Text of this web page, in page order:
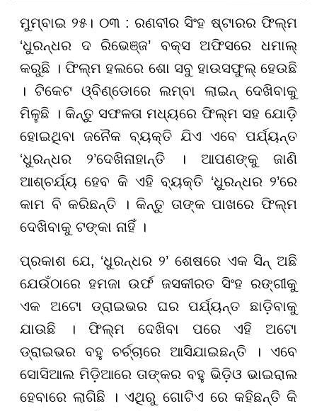
ମୁମ୍ବାଇ ୨୫। ୦୩ : ରଣବୀର ସିଂହ ଷ୍ଟାରର ଫିଲ୍ମ
‘ଧୁରନ୍ଧର ଦ ରିଭେଞ୍ଜ’ ବକ୍ସ ଅଫିସରେ ଧମାଲ୍
କରୁଛି । ଫିଲ୍ମ ହଲରେ ଶୋ ସବୁ ହାଉସଫୁଲ୍ ହେଉଛି
। ଟିକେଟ ଓ୍ବିଣ୍ଡୋରେ ଲମ୍ବା ଲାଇନ୍ ଦେଖିବାକୁ
ମିଳୁଛି । କିନ୍ତୁ ସଫଳତା ମଧ୍ୟରେ ଫିଲ୍ମ ସହ ଯୋଡ଼ି
ହୋଇଥିବା ଜନୈକ ବ୍ୟକ୍ତି ଯିଏ ଏବେ ପର୍ଯ୍ୟନ୍ତ
‘ଧୁରନ୍ଧର ୨’ଦେଖିନାହାନ୍ତି । ଆପଣଙ୍କୁ ଜାଣି
ଆଶ୍ଚର୍ଯ୍ୟ ହେବ କି ଏହି ବ୍ୟକ୍ତି ‘ଧୁରନ୍ଧର ୨’ରେ
କାମ ବି କରିଛନ୍ତି । କିନ୍ତୁ ତାଙ୍କ ପାଖରେ ଫିଲ୍ମ
ଦେଖିବାକୁ ଟଙ୍କା ନାହିଁ ।
ପ୍ରକାଶ ଯେ, ‘ଧୁରନ୍ଧର ୨’ ଶେଷରେ ଏକ ସିନ୍ ଅଛି
ଯେଉଁଠାରେ ହମଜା ଉର୍ଫ ଜସକୀରତ ସିଂହ ରଙ୍ଗୀକୁ
ଏକ ଅଟୋ ଡ୍ରାଇଭର ଘର ପର୍ଯ୍ୟନ୍ତ ଛାଡ଼ିବାକୁ
ଯାଉଛି । ଫିଲ୍ମ ଦେଖିବା ପରେ ଏହି ଅଟୋ
ଡ୍ରାଇଭର ବହୁ ଚର୍ଚ୍ଚାରେ ଆସିଯାଇଛନ୍ତି । ଏବେ
ସୋସିଆଲ ମିଡ଼ିଆରେ ତାଙ୍କର ବହୁ ଭିଡ଼ିଓ ଭାଇରାଲ
ହେବାରେ ଲାଗିଛି । ଏଥିରୁ ଗୋଟିଏ ରେ କହିଛନ୍ତି କି